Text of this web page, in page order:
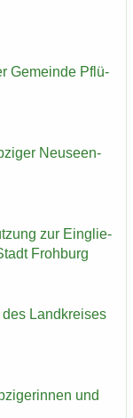
Ge­mein­de Pflü­
Neu­seen­
zur Ein­glie­
Froh­burg
Land­krei­ses
und